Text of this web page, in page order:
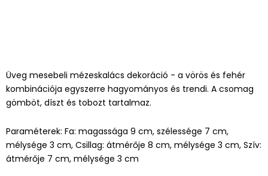
Üveg mesebeli mézeskalács dekoráció - a vörös és fehér
kombinációja egyszerre hagyományos és trendi. A csomag
gömböt, díszt és tobozt tartalmaz.
Paraméterek: Fa: magassága 9 cm, szélessége 7 cm,
mélysége 3 cm, Csillag: átmérője 8 cm, mélysége 3 cm, Szív:
átmérője 7 cm, mélysége 3 cm